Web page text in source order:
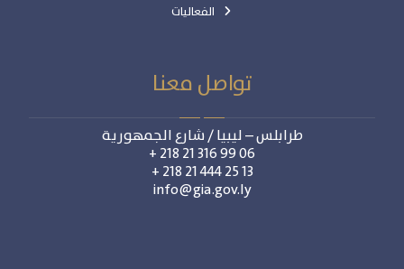
الفعاليات
تواصل معنا
طرابلس – ليبيا / شارع الجمهورية
06 99 316 21 218 +
13 25 444 21 218 +
info@gia.gov.ly